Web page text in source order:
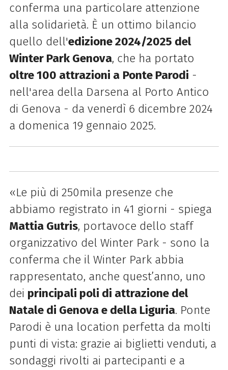
conferma una particolare attenzione
alla solidarietà. È un ottimo bilancio
quello dell'edizione 2024/2025 del
Winter Park Genova, che ha portato
oltre 100 attrazioni a Ponte Parodi -
nell'area della Darsena al Porto Antico
di Genova - da venerdì 6 dicembre 2024
a domenica 19 gennaio 2025.
«Le più di 250mila presenze che
abbiamo registrato in 41 giorni - spiega
Mattia Gutris, portavoce dello staff
organizzativo del Winter Park- sono la
conferma che il Winter Parkabbia
rappresentato, anche quest’anno, uno
dei principali poli di attrazione del
Natale di Genova e della Liguria. Ponte
Parodi è una location perfetta da molti
punti di vista: grazie ai biglietti venduti, a
sondaggi rivolti ai partecipanti e a